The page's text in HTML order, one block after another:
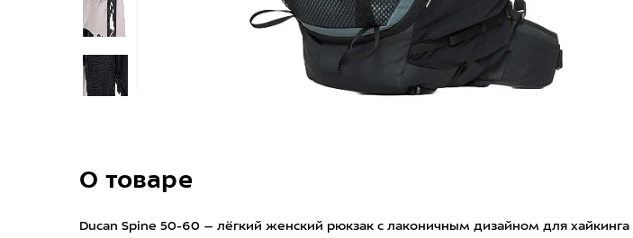
О товаре
Ducan Spine 50-60 – лёгкий женский рюкзак с лаконичным дизайном для хайкинга